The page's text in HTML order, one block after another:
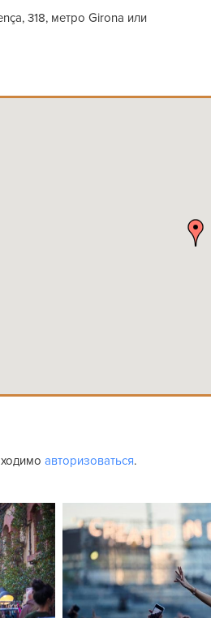
318, метро Girona или
авторизоваться.